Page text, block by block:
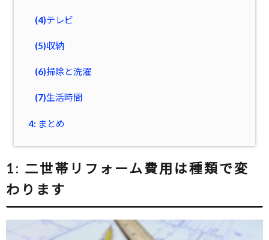
(4)テレビ
(5)収納
(6)掃除と洗濯
(7)生活時間
4: まとめ
1: 二世帯リフォーム費用は種類で変
わります